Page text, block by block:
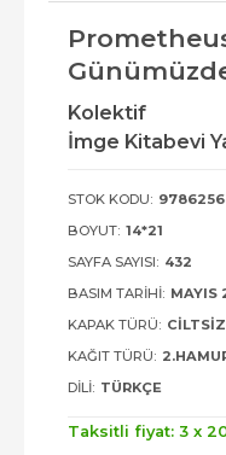
Kolektif
İmge Kitabevi
STOK KODU:
BOYUT: 14*21
SAYFA SAYISI: 432
BASIM TARIHI: MAYIS
KAPAK TÜRÜ: CILTSIZ
KAĞIT TÜRÜ:
DILI: TÜRKÇE
Taksitli fiyat: 3 x